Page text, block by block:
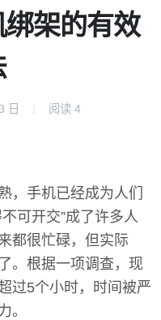
架的有效
日 阅读 4
，手机已经成为人们
可开交”成了许多人
都很忙碌，但实际
。根据一项调查，现
过5个小时，时间被严
。